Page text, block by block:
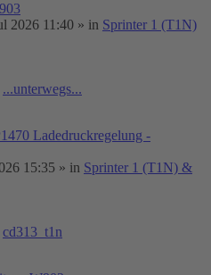
2026 11:40 » in Sprinter 1 (T1N)
...unterwegs...
Ladedruckregelung -
15:35 » in Sprinter 1 (T1N) &
cd313_t1n